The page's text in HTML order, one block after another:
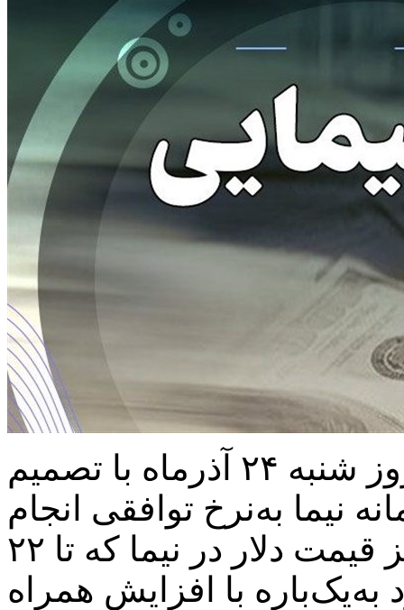
از روز شنبه ۲۴ آذرماه با تصمیم
نیما به‌نرخ توافقی انجام
می‌شود و بر همین اساس نیز قیمت دلار در نیما که تا ۲۲
تومان بود به‌یک‌باره با افزایش همراه